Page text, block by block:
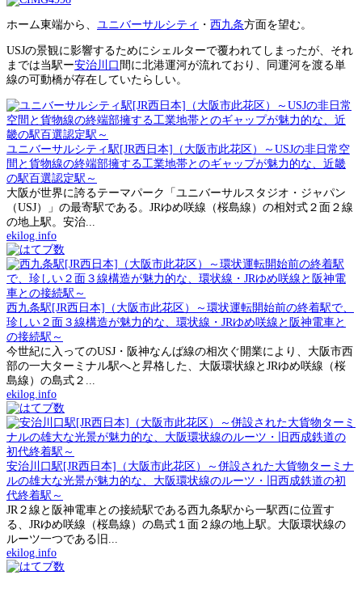
ホーム東端から、 ユニバーサルシティ ・ 西九条方面を望む。
USJの景観に影響するためにシェルターで覆われてしまったが、それ
までは当駅ー安治川口 間に北港運河が流れており、同運河を渡る単
線の可動橋が存在していたらしい。
ユニバーサルシティ駅[JR西日本]（大阪市此花区）～USJの非日常空
間と貨物線の終端部擁する工業地帯とのギャップが魅力的な、近畿
の駅百選認定駅～
大阪が世界に誇るテーマパーク「ユニバーサルスタジオ・ジャパン
（USJ）」の最寄駅である。JRゆめ咲線（桜島線）の相対式２面２線
の地上駅。安治...
ekilog.info
西九条駅[JR西日本]（大阪市此花区）～環状運転開始前の終着駅で、
珍しい２面３線構造が魅力的な、環状線・JRゆめ咲線と阪神電車と
の接続駅～
今世紀に入ってのUSJ・阪神なんば線の相次ぐ開業により、大阪市西
部の一大ターミナル駅へと昇格した、大阪環状線とJRゆめ咲線（桜
島線）の島式２...
ekilog.info
安治川口駅[JR西日本]（大阪市此花区）～併設された大貨物ターミナ
ルの雄大な光景が魅力的な、大阪環状線のルーツ・旧西成鉄道の初
代終着駅～
JR２線と阪神電車との接続駅である西九条駅から一駅西に位置す
る、JRゆめ咲線（桜島線）の島式１面２線の地上駅。大阪環状線の
ルーツ一つである旧...
ekilog.info